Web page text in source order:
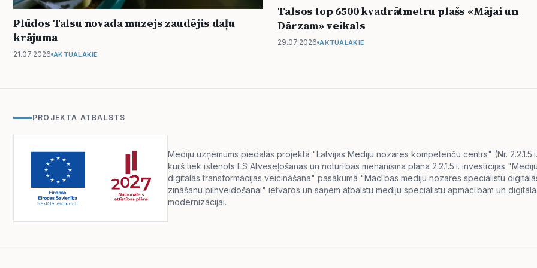
Plūdos Talsu novada muzejs zaudējis daļu
krājuma
21.07.2026 AKTUĀLĀKIE
Talsos top 6500 kvadrātmetru plašs «Mājai un
Dārzam» veikals
29.07.2026 AKTUĀLĀKIE
PROJEKTA ATBALSTS
Mediju uzņēmums piedalās projektā "Latvijas Mediju nozares kompetenču centrs" (Nr.
kurš tiek īstenots ES Atveseļošanas un noturības mehānisma plāna 2.2.1.5.i. investīcijas
digitālās transformācijas veicināšana" pasākumā "Mācības mediju nozares speciālistu
zināšanu pilnveidošanai" ietvaros un saņem atbalstu mediju speciālistu apmācībām un
modernizācijai.